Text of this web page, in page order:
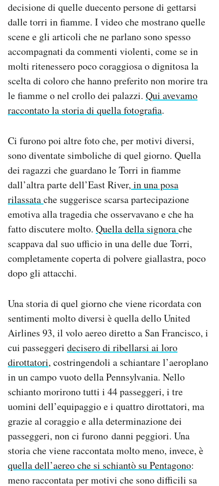
decisione di quelle duecento persone di gettarsi
dalle torri in fiamme. I video che mostrano quelle
scene e gli articoli che ne parlano sono spesso
accompagnati da commenti violenti, come se in
molti ritenessero poco coraggiosa o dignitosa la
scelta di coloro che hanno preferito non morire tra
le fiamme o nel crollo dei palazzi. Qui avevamo
raccontato la storia di quella fotografia.
Ci furono poi altre foto che, per motivi diversi,
sono diventate simboliche di quel giorno. Quella
dei ragazzi che guardano le Torri in fiamme
dall’altra parte dell’East River, in una posa
rilassatache suggerisce scarsa partecipazione
emotiva alla tragedia che osservavano e che ha
fatto discutere molto. Quella della signorache
scappava dal suo ufficio in una delle due Torri,
completamente coperta di polvere giallastra, poco
dopo gli attacchi.
Una storia di quel giorno che viene ricordata con
sentimenti molto diversi è quella dello United
Airlines 93, il volo aereo diretto a San Francisco, i
cui passeggeri decisero di ribellarsi ai loro
dirottatori, costringendoli a schiantare l’aeroplano
in un campo vuoto della Pennsylvania. Nello
schianto morirono tutti i 44 passeggeri, i tre
uomini dell’equipaggio e i quattro dirottatori, ma
grazie al coraggio e alla determinazione dei
passeggeri, non ci furono danni peggiori. Una
storia che viene raccontata molto meno, invece, è
quella dell’aereo che si schiantò su Pentagono:
meno raccontata per motivi che sono difficili sa